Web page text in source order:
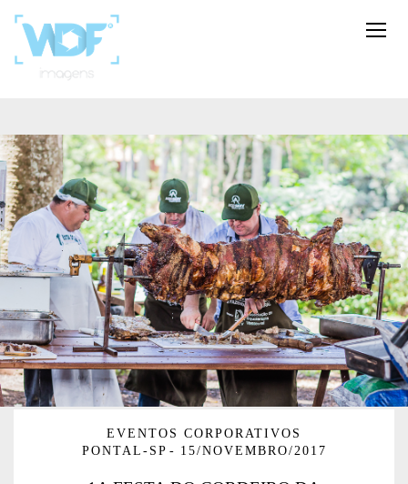
EVENTOS CORPORATIVOS
PONTAL-SP
15/NOVEMBRO/2017